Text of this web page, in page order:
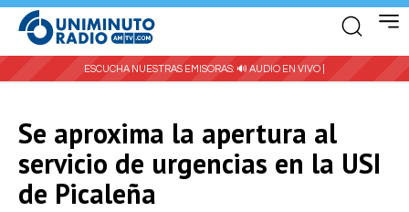
ESCUCHA NUESTRAS EMISORAS: 🔊 AUDIO EN VIVO |
Se aproxima la apertura al
servicio de urgencias en la USI
de Picaleña